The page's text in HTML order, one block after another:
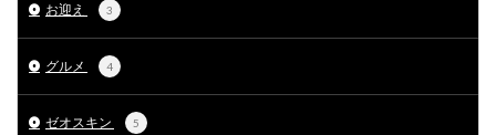
お迎え 3
グルメ 4
ゼオスキン 5